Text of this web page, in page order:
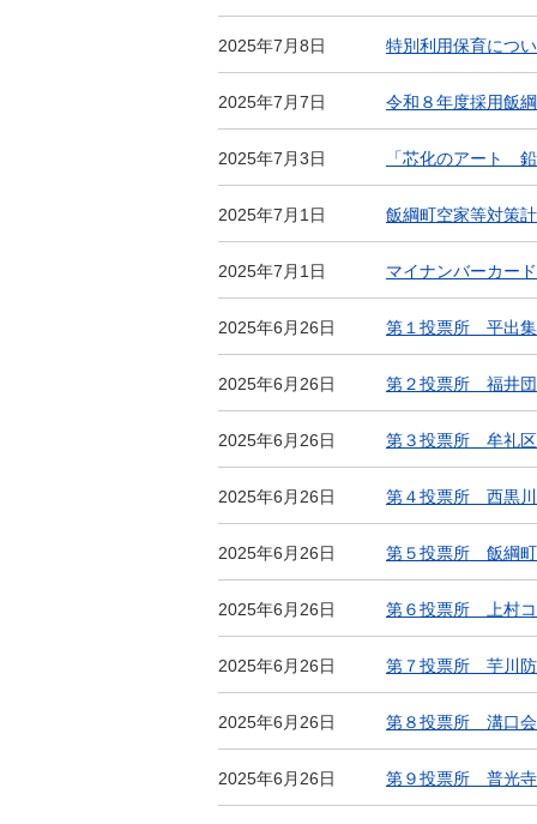
2025年7月8日 特別利用保育につ
2025年7月7日 令和８年度採用飯
2025年7月3日 「芯化のアート
2025年7月1日 飯綱町空家等対策
2025年7月1日 マイナンバーカー
2025年6月26日 第１投票所 平出
2025年6月26日 第２投票所 福井団
2025年6月26日 第３投票所 牟礼区
2025年6月26日 第４投票所 西黒川
2025年6月26日 第５投票所 飯綱
2025年6月26日 第６投票所 上村コ
2025年6月26日 第７投票所 芋川
2025年6月26日 第８投票所 溝口
2025年6月26日 第９投票所 普光